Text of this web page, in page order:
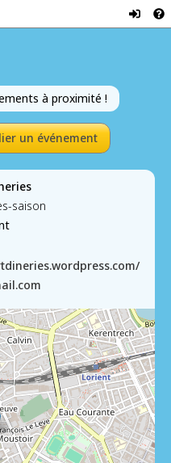
à proximité !
un événement
saison